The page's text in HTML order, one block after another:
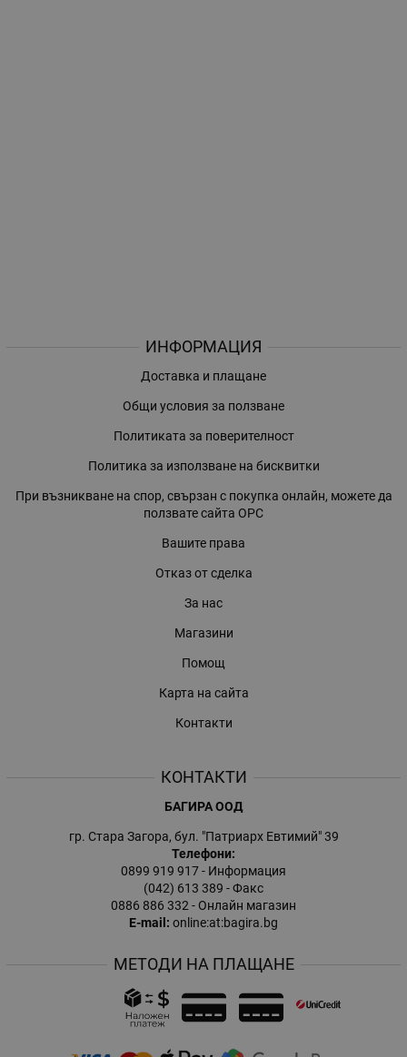
ИНФОРМАЦИЯ
Доставка и плащане
Общи условия за ползване
Политиката за поверителност
Политика за използване на бисквитки
При възникване на спор, свързан с покупка онлайн, можете да
ползвате сайта ОРС
Вашите права
Отказ от сделка
За нас
Магазини
Помощ
Карта на сайта
Контакти
КОНТАКТИ
БАГИРА ООД
гр. Стара Загора, бул. "Патриарх Евтимий" 39
Телефони:
0899 919 917- Информация
(042) 613 389 - Факс
0886 886 332 - Онлайн магазин
E-mail: online:at:bagira.bg
МЕТОДИ НА ПЛАЩАНЕ